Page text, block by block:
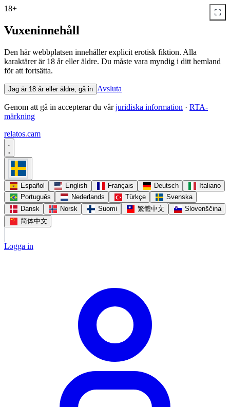
18+
Vuxeninnehåll
Den här webbplatsen innehåller explicit erotisk fiktion. Alla
karaktärer är 18 år eller äldre. Du måste vara myndig i ditt hemland
för att fortsätta.
Jag är 18 år eller äldre, gå in Avsluta
Genom att gå in accepterar du vårjuridiska information · RTA-
märkning
relatos.cam
Español English Français Deutsch
Italiano
Português
Nederlands Türkçe
Svenska
Dansk
Norsk Suomi 繁體中文
Slovenščina
简体中文
Logga in